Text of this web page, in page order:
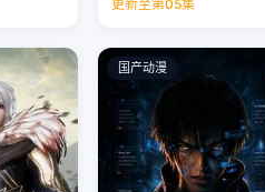
更新至第05集
国产动漫